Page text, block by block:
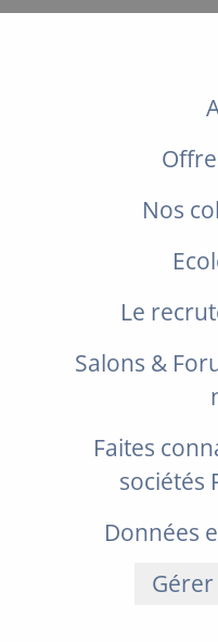
Nos
Le
Salons &
Faites
sociétés
Données